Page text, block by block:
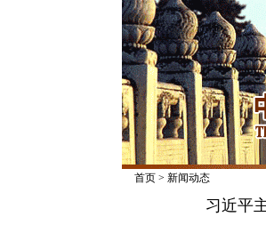
首页> 新闻动态
习近平